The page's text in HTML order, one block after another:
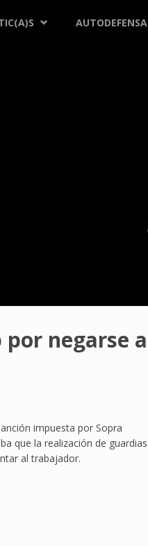
AUTODEFENSA
negarse a
impuesta por Sopra
que la realización de guardias
al trabajador.